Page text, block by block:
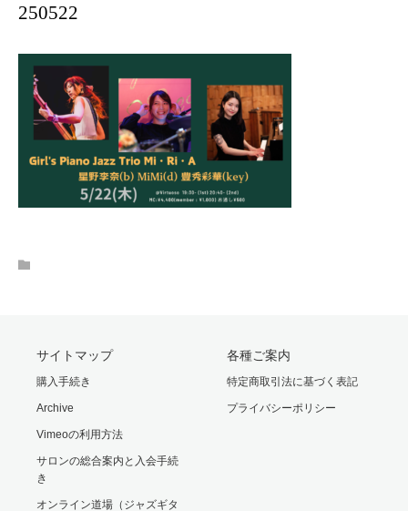
250522
サイトマップ
購入手続き
Archive
Vimeoの利用方法
サロンの総合案内と入会手続
き
オンライン道場（ジャズギタ
各種ご案内
特定商取引法に基づく表記
プライバシーポリシー